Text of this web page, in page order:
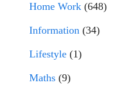
Home Work (648)
Information (34)
Lifestyle (1)
Maths (9)